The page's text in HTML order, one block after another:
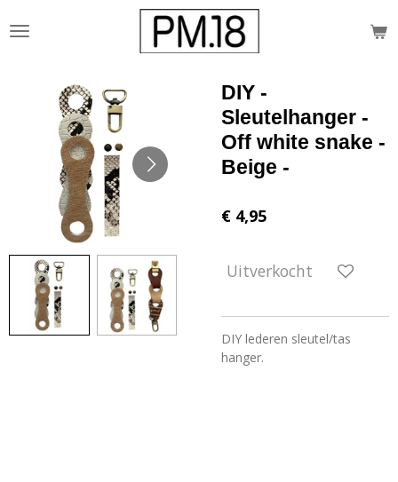
direct
hoofdinhoud
DIY -
Sleutelhanger -
Off white snake -
Beige -
€ 4,95
Uitverkocht
DIY lederen sleutel/tas
hanger.